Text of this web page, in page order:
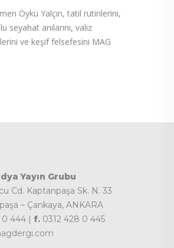
Öykü Yalçın, tatil rutinlerini,
seyahat anılarını, valiz
ve keşif felsefesini MAG
Yayın Grubu
Cd. Kaptanpaşa Sk. N. 33
– Çankaya, ANKARA
0 444 | f. 0312 428 0 445